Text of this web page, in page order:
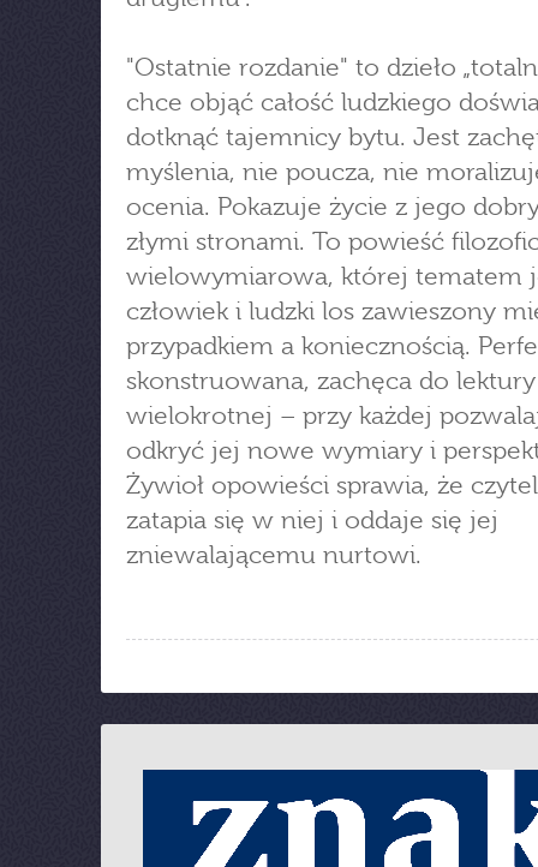
"Ostatnie rozdanie" to dzieło
chce objąć całość ludzkiego
dotknąć tajemnicy bytu. Jest
myślenia, nie poucza, nie
ocenia. Pokazuje życie z jego
złymi stronami. To powieść
wielowymiarowa, której tematem
człowiek i ludzki los zawieszony
przypadkiem a koniecznością.
skonstruowana, zachęca do lektury
wielokrotnej – przy każdej
odkryć jej nowe wymiary i
Żywioł opowieści sprawia, że
zatapia się w niej i oddaje się jej
zniewalającemu nurtowi.